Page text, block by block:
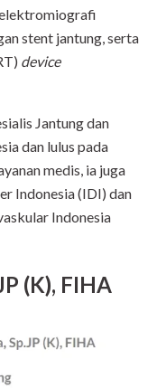
stent jantung, serta
device
Jantung dan
dan lulus pada
medis, ia juga
Indonesia (IDI) dan
Indonesia
(K), FIHA